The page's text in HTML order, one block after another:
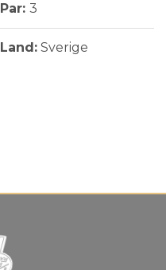
Par: 3
Land: Sverige